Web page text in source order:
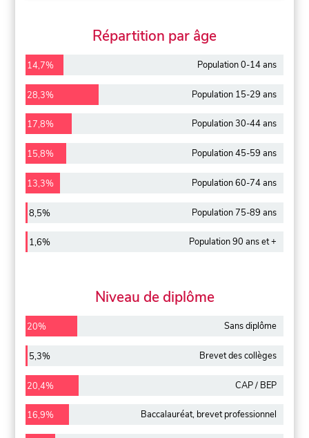
Répartition par âge
14,7% Population 0-14 ans
28,3% Population 15-29 ans
17,8% Population 30-44 ans
15,8% Population 45-59 ans
13,3% Population 60-74 ans
8,5% Population 75-89 ans
1,6% Population 90 ans et +
Niveau de diplôme
20% Sans diplôme
5,3% Brevet des collèges
20,4% CAP / BEP
16,9% Baccalauréat, brevet professionnel